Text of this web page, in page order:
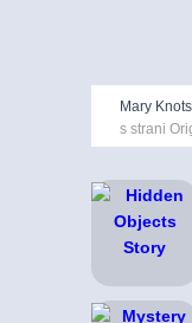
Mary
s strani